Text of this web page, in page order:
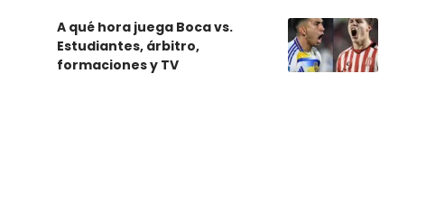
A qué hora juega Boca vs.
Estudiantes, árbitro,
formaciones y TV